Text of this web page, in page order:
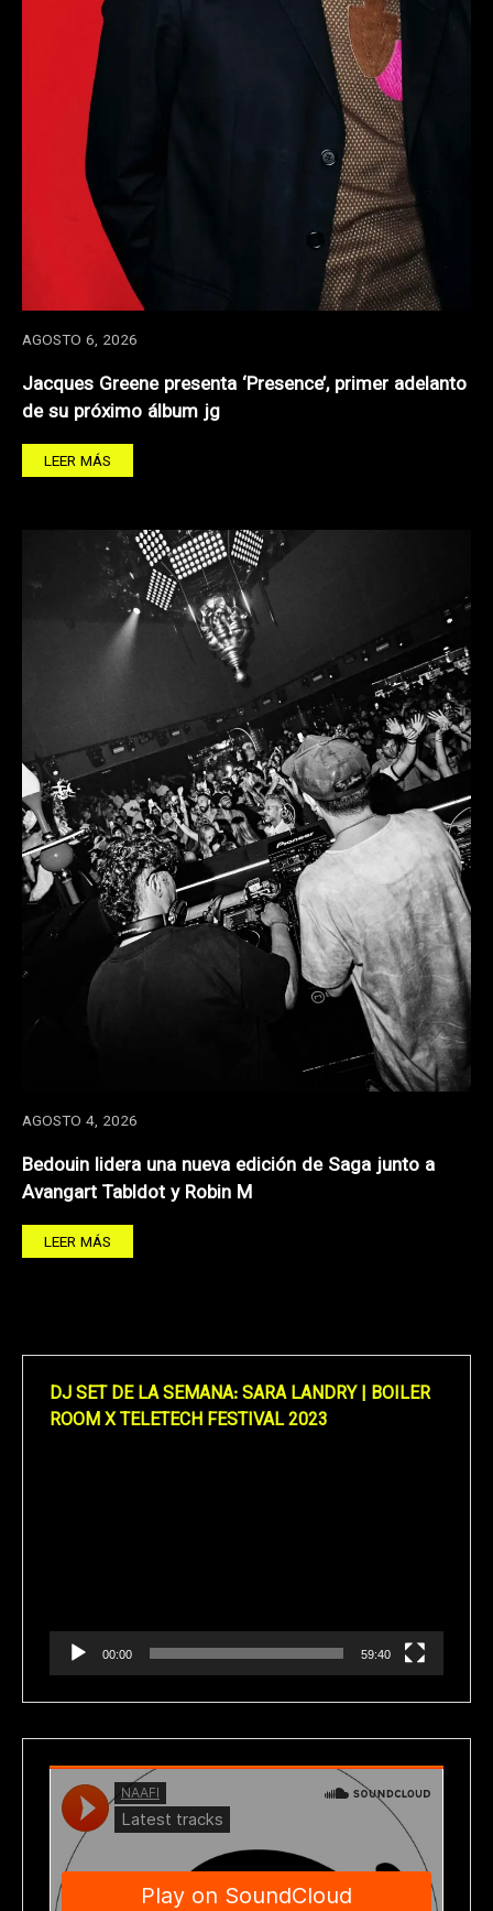
AGOSTO 6, 2026
Jacques Greene presenta ‘Presence’, primer adelanto
de su próximo álbum jg
LEER MÁS
AGOSTO 4, 2026
Bedouin lidera una nueva edición de Saga junto a
Avangart Tabldot y Robin M
LEER MÁS
DJ SET DE LA SEMANA: SARA LANDRY | BOILER
ROOM X TELETECH FESTIVAL 2023
00:00 59:40